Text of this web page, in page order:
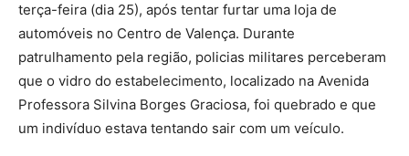
terça-feira (dia 25), após tentar furtar uma loja de
automóveis no Centro de Valença. Durante
patrulhamento pela região, policias militares perceberam
que o vidro do estabelecimento, localizado na Avenida
Professora Silvina Borges Graciosa, foi quebrado e que
um indivíduo estava tentando sair com um veículo.